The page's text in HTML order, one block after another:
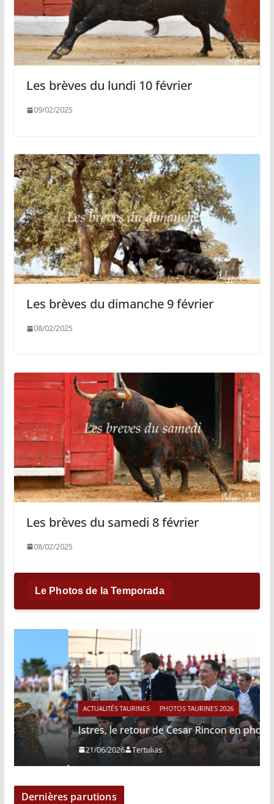
Les brèves du lundi 10 février
09/02/2025
Les brèves du dimanche 9 février
08/02/2025
Les brèves du samedi 8 février
08/02/2025
Le Photos de la Temporada
ACTUALITÉS TAURINES PHOTOS TAURINES 2026
Istres, le retour de Cesar Rincon en photos
21/06/2026 Tertulias
Dernières parutions